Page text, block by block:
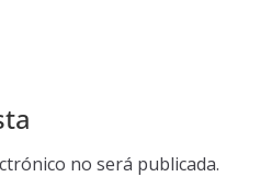
no será publicada.